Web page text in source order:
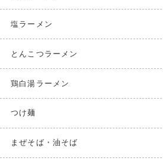
塩ラーメン
とんこつラーメン
鶏白湯ラーメン
つけ麺
まぜそば・油そば